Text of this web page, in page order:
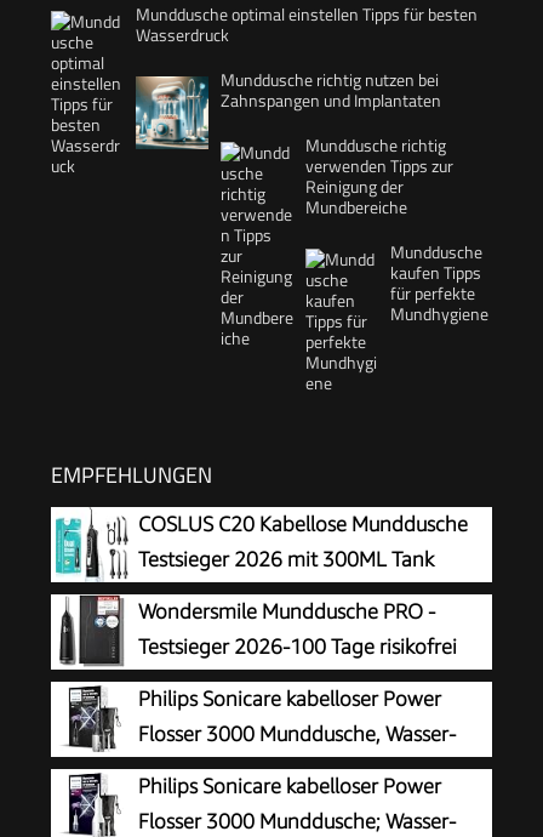
Munddusche optimal einstellen Tipps für besten
Wasserdruck
Munddusche richtig nutzen bei
Zahnspangen und Implantaten
Munddusche richtig
verwenden Tipps zur
Reinigung der
Mundbereiche
Munddusche
kaufen Tipps
für perfekte
Mundhygiene
EMPFEHLUNGEN
COSLUS C20 Kabellose Munddusche
Testsieger 2026 mit 300ML Tank
Wondersmile Munddusche PRO -
Testsieger 2026-100 Tage risikofrei
testen -SmoothFlow-Technologie für
optimale Zahn- & Zahnfleischpflege - 5 Modi -
PowerAkku 30 Tagen Laufzeit
Philips Sonicare kabelloser Power
Flosser 3000 Munddusche, Wasser-
Flosser für Zähne, Zahnfleisch und
Zahnpflege, in schwarz (Modell HX3826/33)
Philips Sonicare kabelloser Power
Flosser 3000 Munddusche; Wasser-